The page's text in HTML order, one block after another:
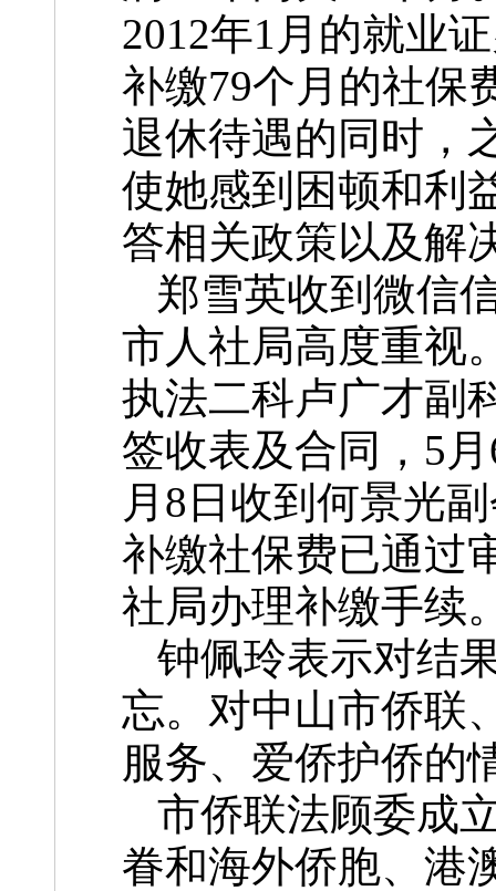
2012年1月的就业
补缴79个月的社保
退休待遇的同时，
使她感到困顿和利
答相关政策以及解
郑雪英收到微信
市人社局高度重视
执法二科卢广才副
签收表及合同，5
月8日收到何景光
补缴社保费已通过
社局办理补缴手续
钟佩玲表示对结
忘。对中山市侨联
服务、爱侨护侨的
市侨联法顾委成
眷和海外侨胞、港